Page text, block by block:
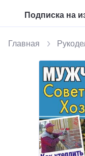
Подписка на
Главная